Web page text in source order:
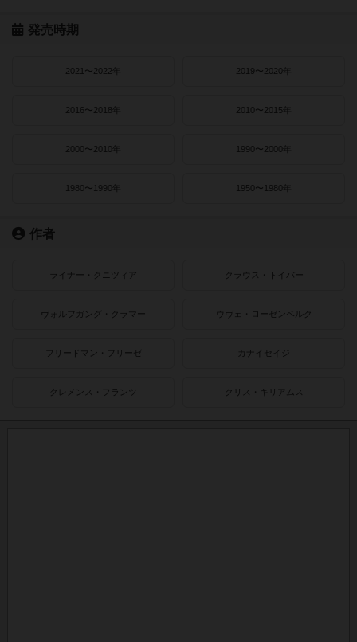
発売時期
2021〜2022年 2019〜2020年
2016〜2018年 2010〜2015年
2000〜2010年 1990〜2000年
1980〜1990年 1950〜1980年
作者
ライナー・クニツィア クラウス・トイバー
ヴォルフガング・クラマー ウヴェ・ローゼンベルク
フリードマン・フリーゼ カナイセイジ
クレメンス・フランツ クリス・キリアムス